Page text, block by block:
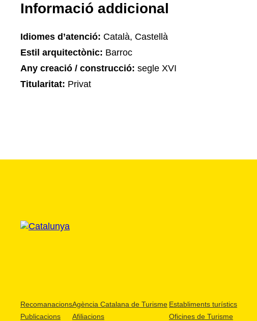
Informació addicional
Idiomes d’atenció: Català, Castellà
Estil arquitectònic: Barroc
Any creació / construcció: segle XVI
Titularitat: Privat
Recomanacions
Publicacions
Agència Catalana de Turisme
Afiliacions
Establiments turístics
Oficines de Turisme